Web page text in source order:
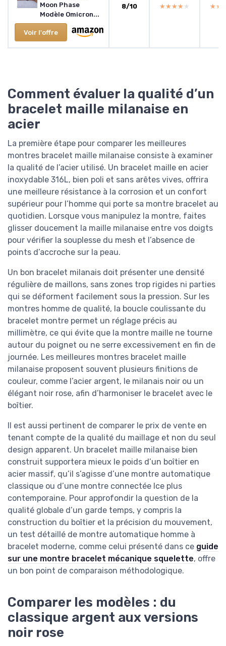
Moon Phase
Modèle Omicron...
Voir l'offre
8/10 ★★★★★
★★★★★
Comment évaluer la qualité d’un
bracelet maille milanaise en
acier
La première étape pour comparer les meilleures
montres bracelet maille milanaise consiste à examiner
la qualité de l’acier utilisé. Un bracelet maille en acier
inoxydable 316L, bien poli et sans arêtes vives, offrira
une meilleure résistance à la corrosion et un confort
supérieur pour l’homme qui porte sa montre bracelet au
quotidien. Lorsque vous manipulez la montre, faites
glisser doucement la maille milanaise entre vos doigts
pour vérifier la souplesse du mesh et l’absence de
points d’accroche sur la peau.
Un bon bracelet milanais doit présenter une densité
régulière de maillons, sans zones trop rigides ni parties
qui se déforment facilement sous la pression. Sur les
montres homme de qualité, la boucle coulissante du
bracelet montre permet un réglage précis au
millimètre, ce qui évite que la montre maille ne tourne
autour du poignet ou ne serre excessivement en fin de
journée. Les meilleures montres bracelet maille
milanaise proposent souvent plusieurs finitions de
couleur, comme l’acier argent, le milanais noir ou un
élégant noir rose, afin d’harmoniser le bracelet avec le
boîtier.
Il est aussi pertinent de comparer le prix de vente en
tenant compte de la qualité du maillage et non du seul
design apparent. Un bracelet maille milanaise bien
construit supportera mieux le poids d’un boîtier en
acier massif, qu’il s’agisse d’une montre automatique
classique ou d’une montre connectée Ice plus
contemporaine. Pour approfondir la question de la
qualité globale d’un garde temps, y compris la
construction du boîtier et la précision du mouvement,
un test détaillé de montre automatique homme à
bracelet moderne, comme celui présenté dans ce guide
sur une montre bracelet mécanique squelette, offre
un bon point de comparaison méthodologique.
Comparer les modèles : du
classique argent aux versions
noir rose